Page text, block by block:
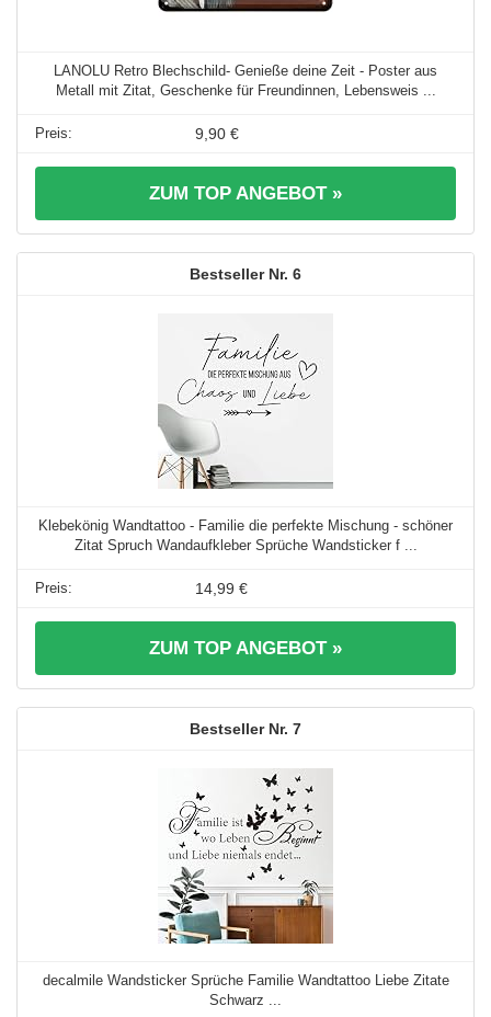
LANOLU Retro Blechschild- Genieße deine Zeit - Poster aus
Metall mit Zitat, Geschenke für Freundinnen, Lebensweis ...
9,90 €
ZUM TOP ANGEBOT »
6
Klebekönig Wandtattoo - Familie die perfekte Mischung - schöner
Zitat Spruch Wandaufkleber Sprüche Wandsticker f ...
14,99 €
ZUM TOP ANGEBOT »
7
decalmile Wandsticker Sprüche Familie Wandtattoo Liebe Zitate
Schwarz ...